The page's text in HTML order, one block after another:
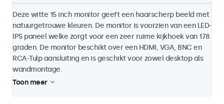
Deze witte 15 inch monitor geeft een haarscherp beeld met
natuurgetrouwe kleuren. De monitor is voorzien van een LED-
IPS paneel welke zorgt voor een zeer ruime kijkhoek van 178
graden. De monitor beschikt over een HDMI, VGA, BNC en
RCA-Tulp aansluiting en is geschikt voor zowel desktop als
wandmontage.
Toon meer